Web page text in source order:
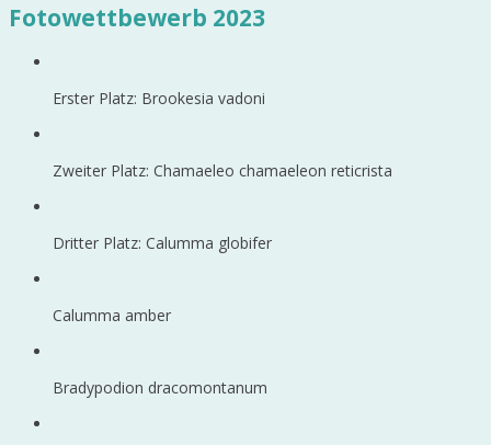
Fotowettbewerb 2023
Erster Platz: Brookesia vadoni
Zweiter Platz: Chamaeleo chamaeleon reticrista
Dritter Platz: Calumma globifer
Calumma amber
Bradypodion dracomontanum